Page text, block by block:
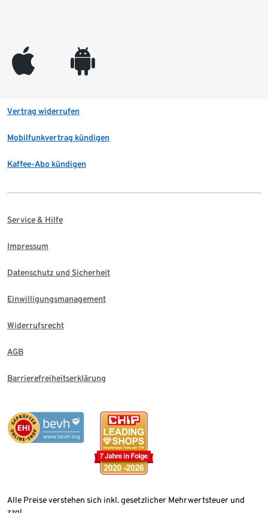
appleinc android
Vertrag widerrufen
Mobilfunkvertrag kündigen
Kaffee-Abo kündigen
Service & Hilfe
Impressum
Datenschutz und Sicherheit
Einwilligungsmanagement
Widerrufsrecht
AGB
Barrierefreiheitserklärung
Alle Preise verstehen sich inkl. gesetzlicher Mehrwertsteuer und